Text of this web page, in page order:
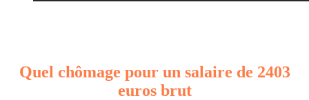
Quel chômage pour un salaire de 2403
euros brut